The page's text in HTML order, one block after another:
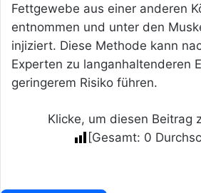
Fettgewebe aus einer anderen
entnommen und unter den
injiziert. Diese Methode kann
Experten zu langanhaltenderen
geringerem Risiko führen.
Klicke, um diesen Beitrag
[Gesamt: 0